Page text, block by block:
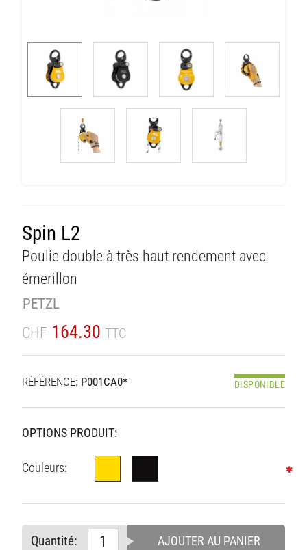
Spin L2
Poulie double à très haut rendement avec
émerillon
PETZL
CHF 164.30 TTC
RÉFÉRENCE: P001CA0* DISPONIBLE
OPTIONS PRODUIT:
Couleurs:
Quantité: AJOUTER AU PANIER